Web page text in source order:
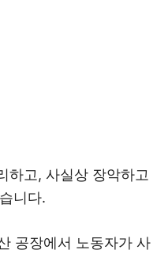
하고, 사실상 장악하고
니다.
공장에서 노동자가 사